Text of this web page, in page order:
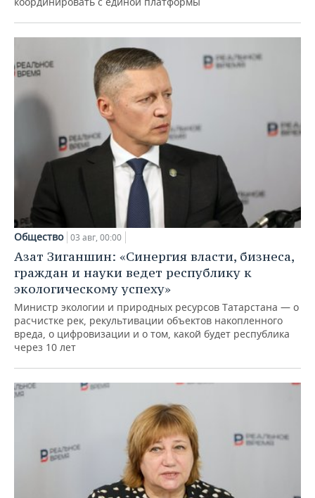
Общество 03 авг, 00:00
Азат Зиганшин: «Синергия власти, бизнеса,
граждан и науки ведет республику к
экологическому успеху»
Министр экологии и природных ресурсов Татарстана — о
расчистке рек, рекультивации объектов накопленного
вреда, о цифровизации и о том, какой будет республика
через 10 лет